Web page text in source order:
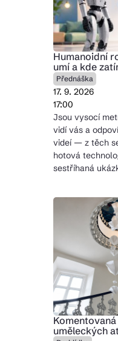
Humanoidní
umí a kde
Přednáška
17. 9. 2026
17:00
Jsou vysocí
vidí vás a
videí — z těch
hotová
sestříhaná
uměleckých